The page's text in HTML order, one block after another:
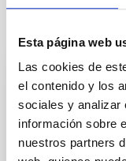
Esta página web
Las cookies de
el contenido y los
sociales y analizar
información sobre
nuestros partners
Te puede
CON ÁRBITRO
The impact
the inner
galaxies